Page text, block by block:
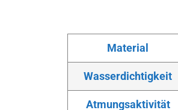
Material
Wasserdichtigkeit
Atmungsaktivität